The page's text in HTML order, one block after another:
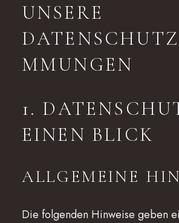
UNSERE
MMUNGEN
1.
EINEN BLICK
ALLGEMEINE
Die folgenden Hinweise geben